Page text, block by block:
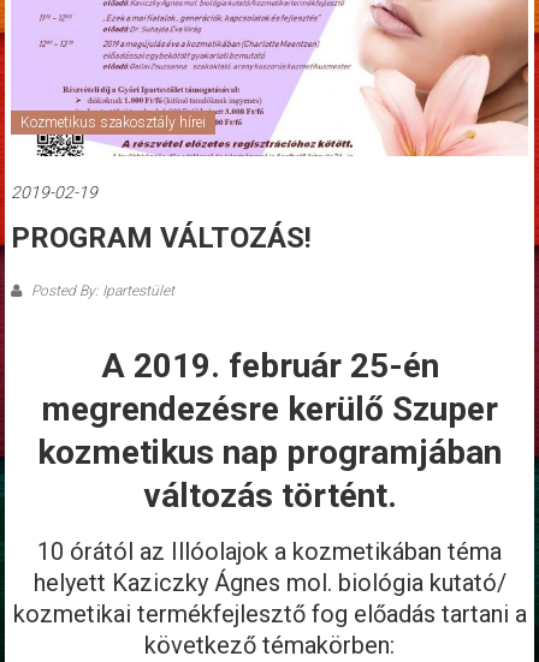
Kozmetikus szakosztály hírei
2019-02-19
PROGRAM VÁLTOZÁS!
Posted By: Ipartestület
A 2019. február 25-én
megrendezésre kerülő Szuper
kozmetikus nap programjában
változás történt.
10 órától az Illóolajok a kozmetikában téma
helyett Kaziczky Ágnes mol. biológia kutató/
kozmetikai termékfejlesztő fog előadás tartani a
következő témakörben: